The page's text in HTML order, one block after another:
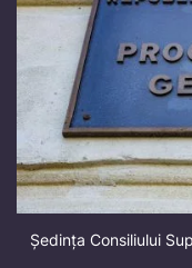
Ședința Consiliului